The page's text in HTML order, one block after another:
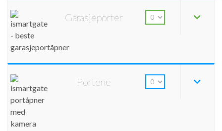
Garasjeporter
Portene